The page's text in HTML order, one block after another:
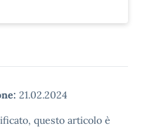
21.02.2024
questo articolo è